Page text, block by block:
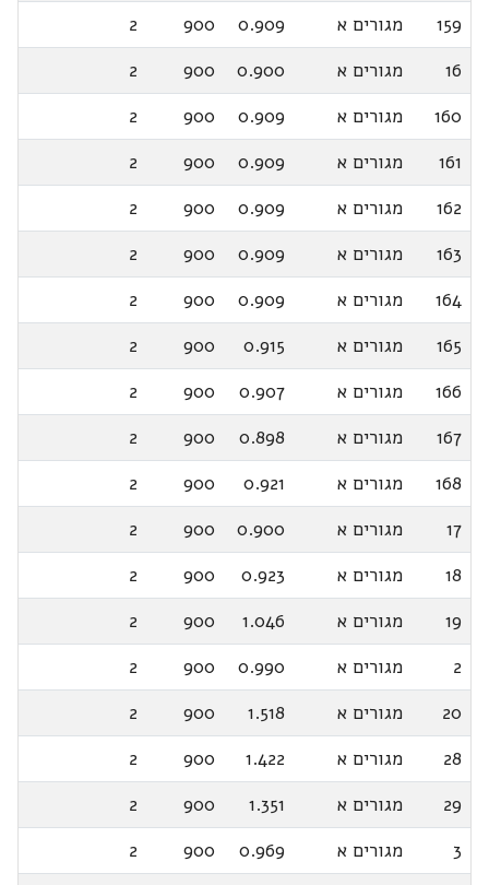
159
מגורים א 0.909
900
2
16
מגורים א 0.900
900
2
160
מגורים א 0.909
900
2
161
מגורים א 0.909
900
2
162
מגורים א 0.909
900
2
163
מגורים א 0.909
900
2
164
מגורים א 0.909
900
2
165
מגורים א 0.915
900
2
166
מגורים א 0.907
900
2
167
מגורים א 0.898
900
2
168
מגורים א 0.921
900
2
17
מגורים א 0.900
900
2
18
מגורים א 0.923
900
2
19
מגורים א 1.046
900
2
2
מגורים א 0.990
900
2
20
מגורים א 1.518
900
2
28
מגורים א 1.422
900
2
29
מגורים א 1.351
900
2
3
מגורים א 0.969
900
2